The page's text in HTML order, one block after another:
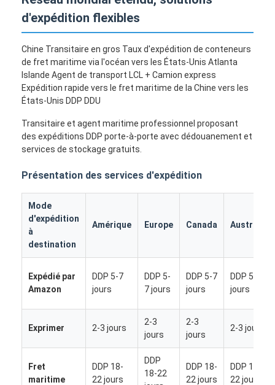
d'expédition flexibles
Chine Transitaire en gros Taux d'expédition de conteneurs
de fret maritime via l'océan vers les États-Unis Atlanta
Islande Agent de transport LCL + Camion express
Expédition rapide vers le fret maritime de la Chine vers les
États-Unis DDP DDU
Transitaire et agent maritime professionnel proposant
des expéditions DDP porte-à-porte avec dédouanement et
services de stockage gratuits.
Présentation des services d'expédition
Mode
d'expédition
à
destination
Amérique Europe Canada Australie
Expédié par
Amazon
DDP 5-7
jours
DDP 5-
7 jours
DDP 5-7
jours
DDP 5-7
jours
Exprimer 2-3 jours
2-3
jours
2-3
jours
2-3 jours
Fret
maritime
DDP 18-
22 jours
DDP
18-22
DDP 18-
22 jours
DDP 18-
22 jours